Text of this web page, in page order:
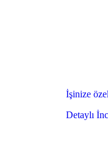
İşinize
Detaylı